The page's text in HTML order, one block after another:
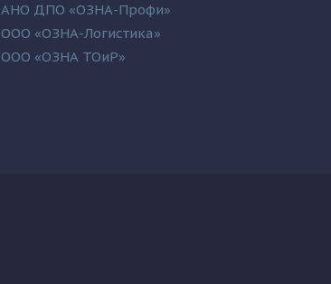
АНО ДПО «ОЗНА-Профи»
ООО «ОЗНА-Логистика»
ООО «ОЗНА ТОиР»